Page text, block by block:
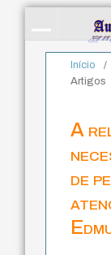
Início /
Artigos
A
de